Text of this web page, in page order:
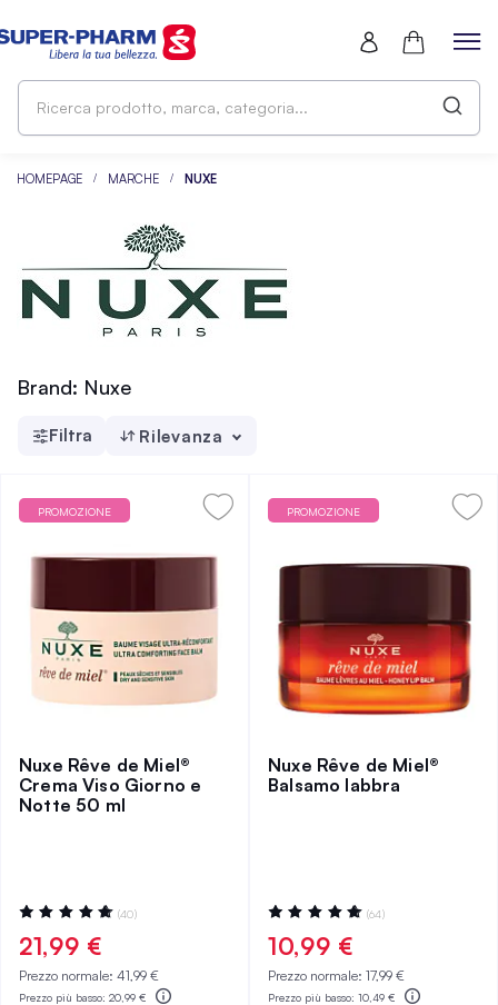
HOMEPAGE MARCHE NUXE
Brand: Nuxe
Filtra Rilevanza
PROMOZIONE
Nuxe Rêve de Miel®
Crema Viso Giorno e
Notte 50 ml
Valutazione:
96%
(40)
21,99 €
Prezzo normale: 41,99 €
Prezzo più basso: 20,99 €
PROMOZIONE
Nuxe Rêve de Miel®
Balsamo labbra
Valutazione:
98%
(64)
10,99 €
Prezzo normale: 17,99 €
Prezzo più basso: 10,49 €